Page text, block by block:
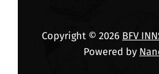
Copyright © 2026 BFV
Powered by